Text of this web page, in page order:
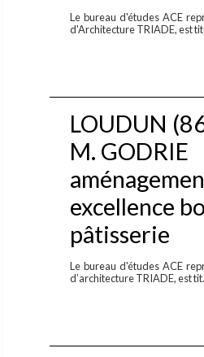
Le bureau d'études ACE
d'Architecture TRIADE, est
LOUDUN
M. GODRIE
excellence
pâtisserie
Le bureau d'études ACE
d’architecture TRIADE, est